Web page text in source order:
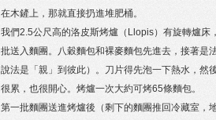
在木鏟上，那就直接扔進堆肥桶。
我們2.5公尺高的洛皮斯烤爐（Llopis）有旋轉爐
批送入麵團。八穀麵包和裸麥麵包先進去，接著是
說法是「親」到彼此）。刀片得先泡一下熱水，然
很累，也很開心。烤爐一次大約可烤65條麵包。
第一批麵團送進烤爐後（剩下的麵團推回冷藏室，